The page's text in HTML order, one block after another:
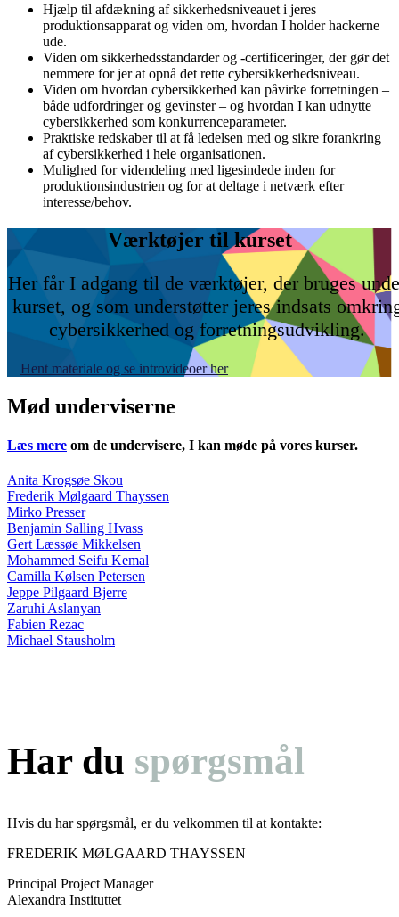
Hjælp til afdækning af sikkerhedsniveauet i jeres
produktionsapparat og viden om, hvordan I holder hackerne
ude.
Viden om sikkerhedsstandarder og -certificeringer, der gør det
nemmere for jer at opnå det rette cybersikkerhedsniveau.
Viden om hvordan cybersikkerhed kan påvirke forretningen –
både udfordringer og gevinster – og hvordan I kan udnytte
cybersikkerhed som konkurrenceparameter.
Praktiske redskaber til at få ledelsen med og sikre forankring
af cybersikkerhed i hele organisationen.
Mulighed for videndeling med ligesindede inden for
produktionsindustrien og for at deltage i netværk efter
interesse/behov.
Værktøjer til kurset
Her får I adgang til de værktøjer, der bruges
kurset, og som understøtter jeres indsats
cybersikkerhed og forretningsudvikling.
Hent materiale og se introvideoer her
Mød underviserne
Læs mere om de undervisere, I kan møde på vores kurser.
Anita Krogsøe Skou
Frederik Mølgaard Thayssen
Mirko Presser
Benjamin Salling Hvass
Gert Læssøe Mikkelsen
Mohammed Seifu Kemal
Camilla Kølsen Petersen
Jeppe Pilgaard Bjerre
Zaruhi Aslanyan
Fabien Rezac
Michael Stausholm
Har du spørgsmål
Hvis du har spørgsmål, er du velkommen til at kontakte:
FREDERIK MØLGAARD THAYSSEN
Principal Project Manager
Alexandra Instituttet